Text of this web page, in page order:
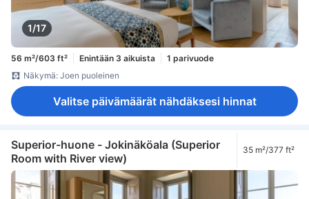
1/17
56 m²/603 ft² Enintään 3 aikuista
1 parivuode
Näkymä: Joen puoleinen
Valitse päivämäärät nähdäksesi hinnat
Superior-huone - Jokinäköala (Superior
Room with River view)
35 m²/377 ft²